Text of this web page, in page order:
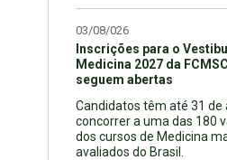
03/08/026
Inscrições para o
Medicina 2027 da
seguem abertas
Candidatos têm até 31 de
concorrer a uma das 180
dos cursos de Medicina
avaliados do Brasil.